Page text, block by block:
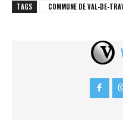
TAGS COMMUNE DE VAL-DE-